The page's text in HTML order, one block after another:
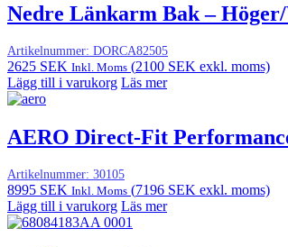
Nedre Länkarm Bak – Höger/
Artikelnummer: DORCA82505
2625 SEK Inkl. Moms (2100 SEK exkl. moms)
Lägg till i varukorg Läs mer
AERO Direct-Fit
Artikelnummer: 30105
8995 SEK Inkl. Moms (7196 SEK exkl. moms)
Lägg till i varukorg Läs mer